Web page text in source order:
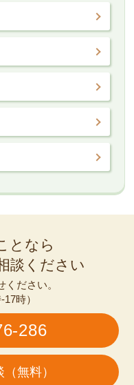
となら
談ください
ださい。
時）
286
無料）